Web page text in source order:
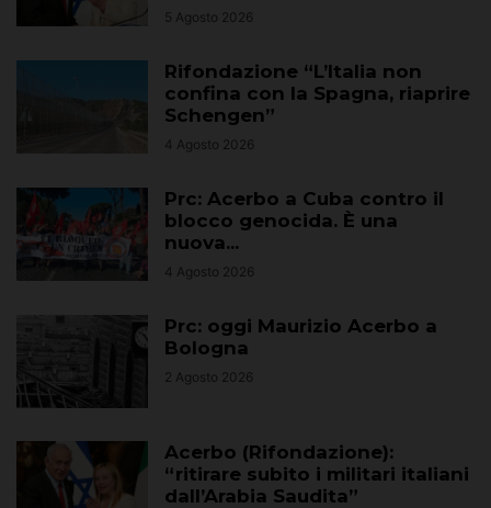
5 Agosto 2026
Rifondazione “L’Italia non
confina con la Spagna, riaprire
Schengen”
4 Agosto 2026
Prc: Acerbo a Cuba contro il
blocco genocida. È una
nuova...
4 Agosto 2026
Prc: oggi Maurizio Acerbo a
Bologna
2 Agosto 2026
Acerbo (Rifondazione):
“ritirare subito i militari italiani
dall’Arabia Saudita”